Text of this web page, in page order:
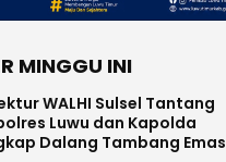
MINGGU INI
WALHI Sulsel Tantang
Luwu dan Kapolda
Dalang Tambang Emas